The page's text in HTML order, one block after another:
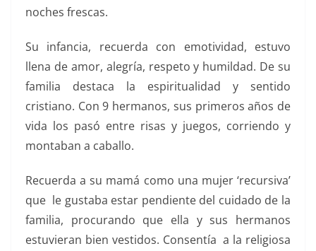
noches frescas.
Su infancia, recuerda con emotividad, estuvo
llena de amor, alegría, respeto y humildad. De su
familia destaca la espiritualidad y sentido
cristiano. Con 9 hermanos, sus primeros años de
vida los pasó entre risas y juegos, corriendo y
montaban a caballo.
Recuerda a su mamá como una mujer ‘recursiva’
que le gustaba estar pendiente del cuidado de la
familia, procurando que ella y sus hermanos
estuvieran bien vestidos. Consentía a la religiosa